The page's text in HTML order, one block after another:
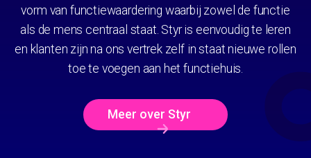
vorm van functiewaardering waarbij zowel de functie
als de mens centraal staat. Styr is eenvoudig te leren
en klanten zijn na ons vertrek zelf in staat nieuwe rollen
toe te voegen aan het functiehuis.
Meer over Styr